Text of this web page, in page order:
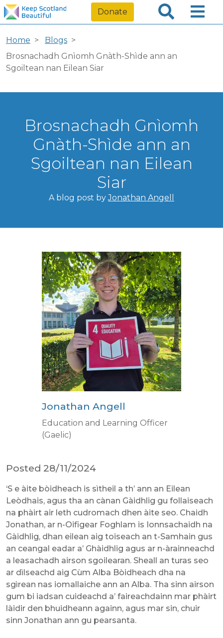
Donate
Home
Blogs
Brosnachadh Gnìomh Gnàth-Shìde ann an
Sgoiltean nan Eilean Siar
Brosnachadh Gnìomh
Gnàth-Shìde ann an
Sgoiltean nan Eilean
Siar
A blog post byJonathan Angell
Jonathan Angell
Education and Learning Officer
(Gaelic)
Posted 28/11/2024
‘S e àite bòidheach is sìtheil a th’ ann an Eilean
Leòdhais, agus tha an cànan Gàidhlig gu follaiseach
na phàirt air leth cudromach dhen àite seo. Chaidh
Jonathan, ar n-Oifigear Foghlam is Ionnsachaidh na
Gàidhlig, dhan eilean aig toiseach an t-Samhain gus
an ceangal eadar a’ Ghàidhlig agus ar n-àrainneachd
a leasachadh airson sgoilearan. Sheall an turas seo
ar dìlseachd aig Cùm Alba Bòidheach dha na
sgìrean nas iomallaiche ann an Alba. Tha sinn airson
gum bi iadsan cuideachd a’ faireachdainn mar phàirt
làidir den bhuidheann againn, agus mar sin, chuir
sinn Jonathan ann gu pearsanta.